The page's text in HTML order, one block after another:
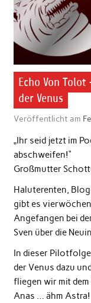
Echo Von
der Venus
Veröffentlicht am
„Ihr seid jetzt im
abschweifen!“
Großmutter
Haluterenten,
gibt es
Angefangen bei
Sven über die
In dieser
der Venus dazu
fliegen wir mit
Anas … ähm Astra!